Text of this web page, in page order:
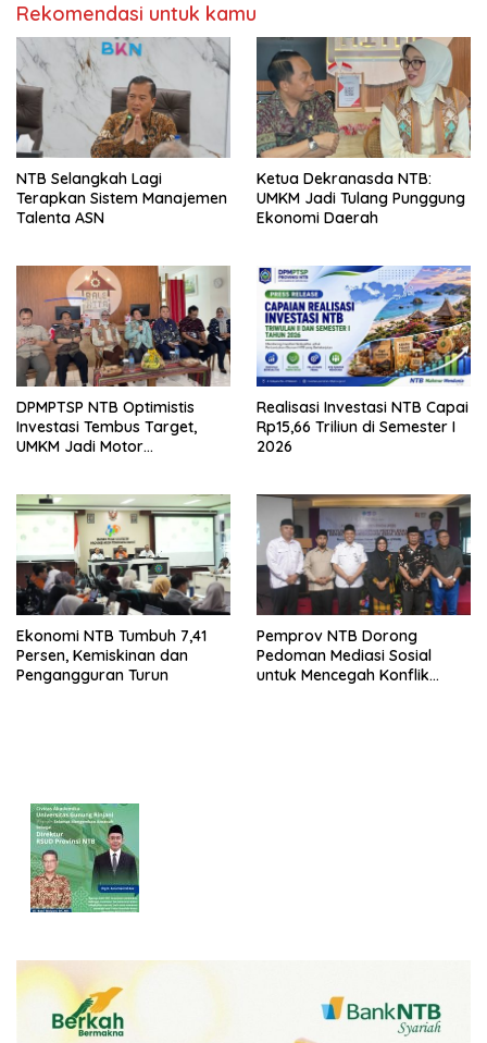
Rekomendasi untuk kamu
NTB Selangkah Lagi
Terapkan Sistem Manajemen
Talenta ASN
Ketua Dekranasda NTB:
UMKM Jadi Tulang Punggung
Ekonomi Daerah
DPMPTSP NTB Optimistis
Investasi Tembus Target,
UMKM Jadi Motor
Realisasi Investasi NTB Capai
Rp15,66 Triliun di Semester I
2026
Ekonomi NTB Tumbuh 7,41
Persen, Kemiskinan dan
Pengangguran Turun
Pemprov NTB Dorong
Pedoman Mediasi Sosial
untuk Mencegah Konflik